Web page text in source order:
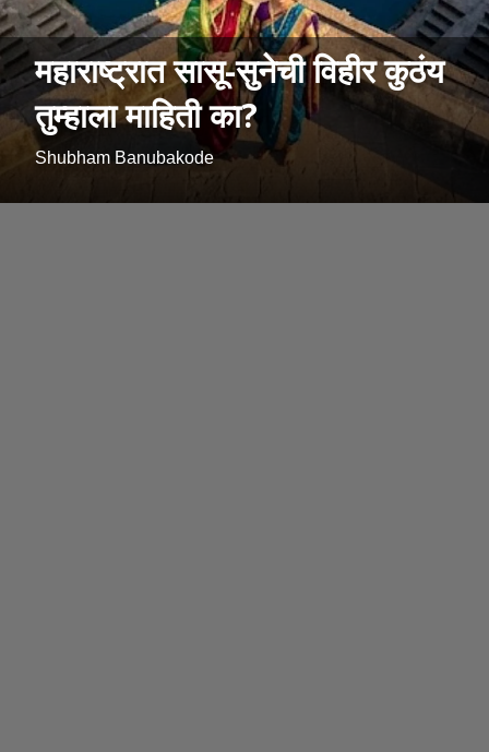
महाराष्ट्रात सासू-सुनेची विहीर कुठंय
तुम्हाला माहिती का?
Shubham Banubakode